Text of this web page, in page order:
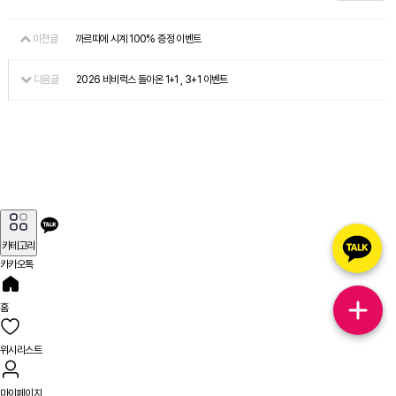
이전글 까르띠에 시계 100% 증정 이벤트
다음글 2026 비비럭스 돌아온 1+1 , 3+1 이벤트
카테고리
카카오톡
홈
위시리스트
마이페이지